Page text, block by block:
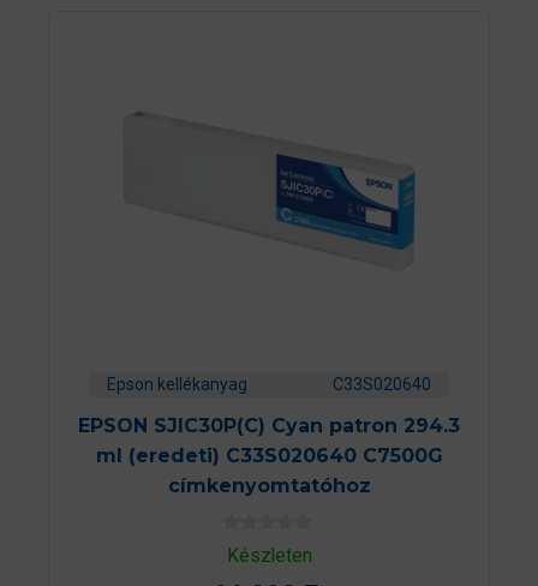
Epson kellékanyag C33S020640
EPSON SJIC30P(C) Cyan patron 294.3
ml (eredeti) C33S020640 C7500G
címkenyomtatóhoz
0
aKészleten